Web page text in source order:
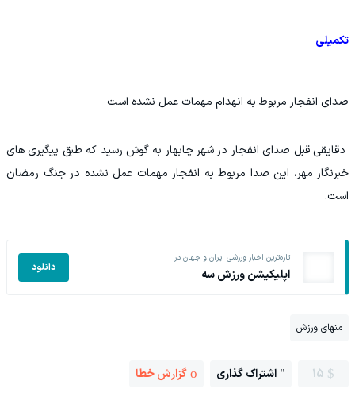
تکمیلی
صدای انفجار مربوط به انهدام مهمات عمل نشده است
دقایقی قبل صدای انفجار در شهر چابهار به گوش رسید که طبق پیگیری های
خبرنگار مهر، این صدا مربوط به انفجار مهمات عمل نشده در جنگ رمضان
است.
تازه‌ترین اخبار ورزشی ایران و جهان در
اپلیکیشن ورزش سه دانلود
منهای ورزش
15 اشتراک گذاری گزارش خطا